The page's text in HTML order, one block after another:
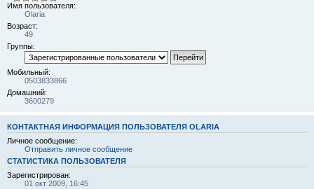
Имя пользователя:
Olaria
Возраст:
49
Группы:
Мобильный:
0503833866
Домашний:
3600279
КОНТАКТНАЯ ИНФОРМАЦИЯ ПОЛЬЗОВАТЕЛЯ OLARIA
Личное сообщение:
Отправить личное сообщение
СТАТИСТИКА ПОЛЬЗОВАТЕЛЯ
Зарегистрирован:
01 окт 2009, 16:45